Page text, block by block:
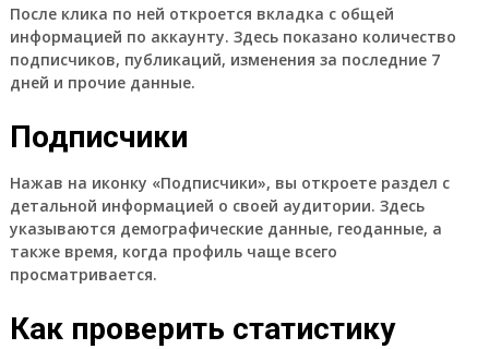
После клика по ней откроется вкладка с общей
информацией по аккаунту. Здесь показано количество
подписчиков, публикаций, изменения за последние 7
дней и прочие данные.
Подписчики
Нажав на иконку «Подписчики», вы откроете раздел с
детальной информацией о своей аудитории. Здесь
указываются демографические данные, геоданные, а
также время, когда профиль чаще всего
просматривается.
Как проверить статистику